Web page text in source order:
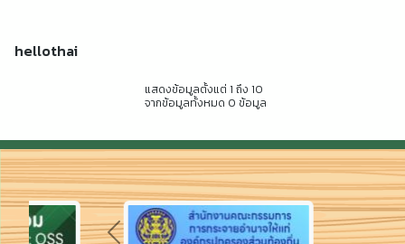
hellothai
แสดงข้อมูลตั้งแต่ 1 ถึง 10
จากข้อมูลทั้งหมด 0 ข้อมูล